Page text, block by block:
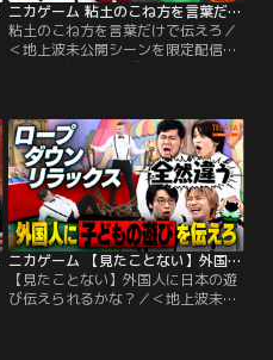
ニカゲーム 粘土のこね方を言葉だけで伝えろ
粘土のこね方を言葉だけで伝えろ／
＜地上波未公開シーンを限定配信！
＞ 教育デスゲーム『ニカゲーム』
ケムリのちょっと不気味な教育番組
▼SNSで話題沸騰の神企画「折り紙
デスゲーム」が“粘土”になって再登
場！▼もはや怪文書！？
ニカゲーム 【見たことない】外国人に日本の遊び伝えられるかな？
【見たことない】外国人に日本の遊
び伝えられるかな？／＜地上波未公